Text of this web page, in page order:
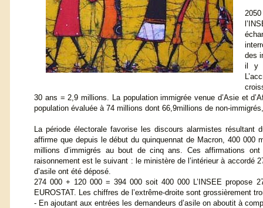
des
il y
30 ans = 2,9 millions. La population immigrée venue d’Asie et
population évaluée à 74 millions dont 66,9millions de non-
La période électorale favorise les discours alarmistes résultant
affirme que depuis le début du quinquennat de Macron, 400 000
millions d’immigrés au bout de cinq ans. Ces affirmations
raisonnement est le suivant : le ministère de l’intérieur à accordé
d’asile ont été déposé.
274 000 + 120 000 = 394 000 soit 400 000 L’INSEE propose
EUROSTAT. Les chiffres de l’extrême-droite sont grossièrement
- En ajoutant aux entrées les demandeurs d’asile on aboutit à